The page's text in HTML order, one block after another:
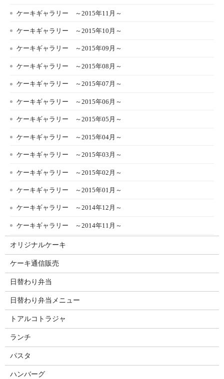
ケーキギャラリー ～2015年11月～
ケーキギャラリー ～2015年10月～
ケーキギャラリー ～2015年09月～
ケーキギャラリー ～2015年08月～
ケーキギャラリー ～2015年07月～
ケーキギャラリー ～2015年06月～
ケーキギャラリー ～2015年05月～
ケーキギャラリー ～2015年04月～
ケーキギャラリー ～2015年03月～
ケーキギャラリー ～2015年02月～
ケーキギャラリー ～2015年01月～
ケーキギャラリー ～2014年12月～
ケーキギャラリー ～2014年11月～
オリジナルケーキ
ケーキ通信販売
日替わり弁当
日替わり弁当メニュー
トアルコトラジャ
ランチ
パスタ
ハンバーグ